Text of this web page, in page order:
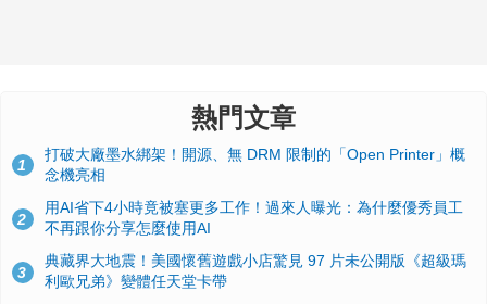
熱門文章
1
打破大廠墨水綁架！開源、無 DRM 限制的「Open Printer」概
念機亮相
2
用AI省下4小時竟被塞更多工作！過來人曝光：為什麼優秀員工
不再跟你分享怎麼使用AI
3
典藏界大地震！美國懷舊遊戲小店驚見 97 片未公開版《超級瑪
利歐兄弟》變體任天堂卡帶